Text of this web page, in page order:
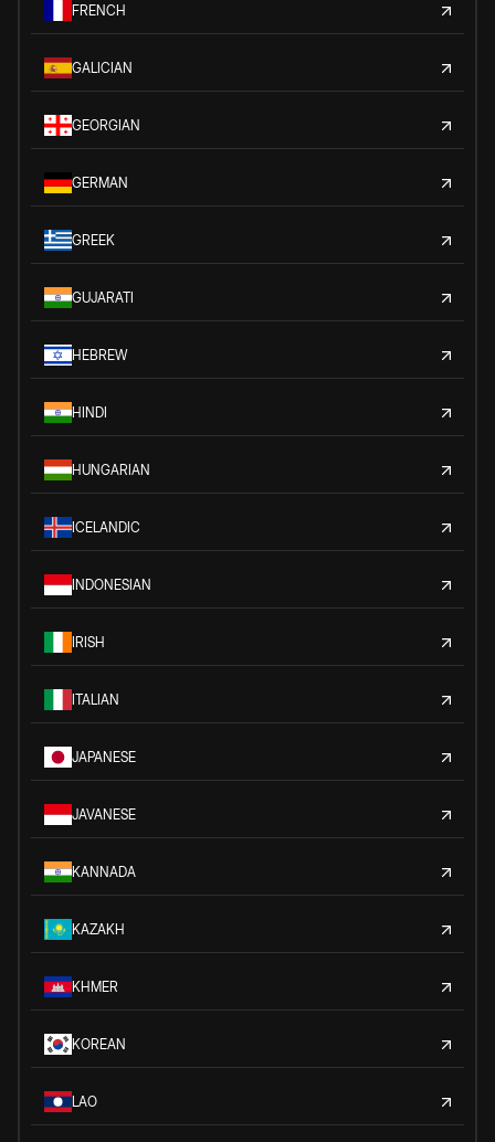
FRENCH
GALICIAN
GEORGIAN
GERMAN
GREEK
GUJARATI
HEBREW
HINDI
HUNGARIAN
ICELANDIC
INDONESIAN
IRISH
ITALIAN
JAPANESE
JAVANESE
KANNADA
KAZAKH
KHMER
KOREAN
LAO